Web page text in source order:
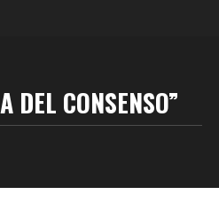
DEL CONSENSO”